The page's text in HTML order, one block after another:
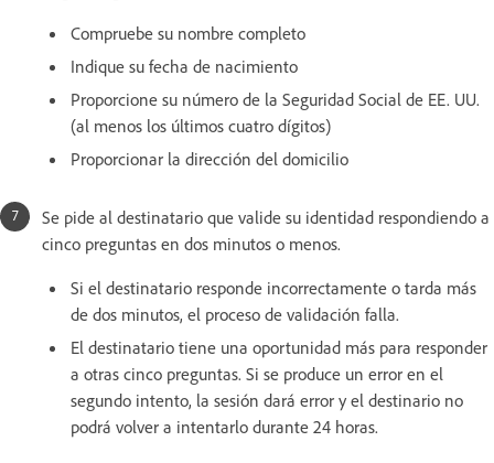
Compruebe su nombre completo
Indique su fecha de nacimiento
Proporcione su número de la Seguridad Social de EE. UU.
(al menos los últimos cuatro dígitos)
Proporcionar la dirección del domicilio
Se pide al destinatario que valide su identidad respondiendo a
cinco preguntas en dos minutos o menos.
Si el destinatario responde incorrectamente o tarda más
de dos minutos, el proceso de validación falla.
El destinatario tiene una oportunidad más para responder
a otras cinco preguntas. Si se produce un error en el
segundo intento, la sesión dará error y el destinario no
podrá volver a intentarlo durante 24 horas.